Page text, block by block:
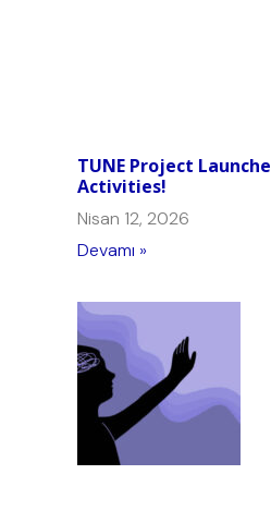
TUNE Project
Activities!
Nisan 12, 2026
Devamı »